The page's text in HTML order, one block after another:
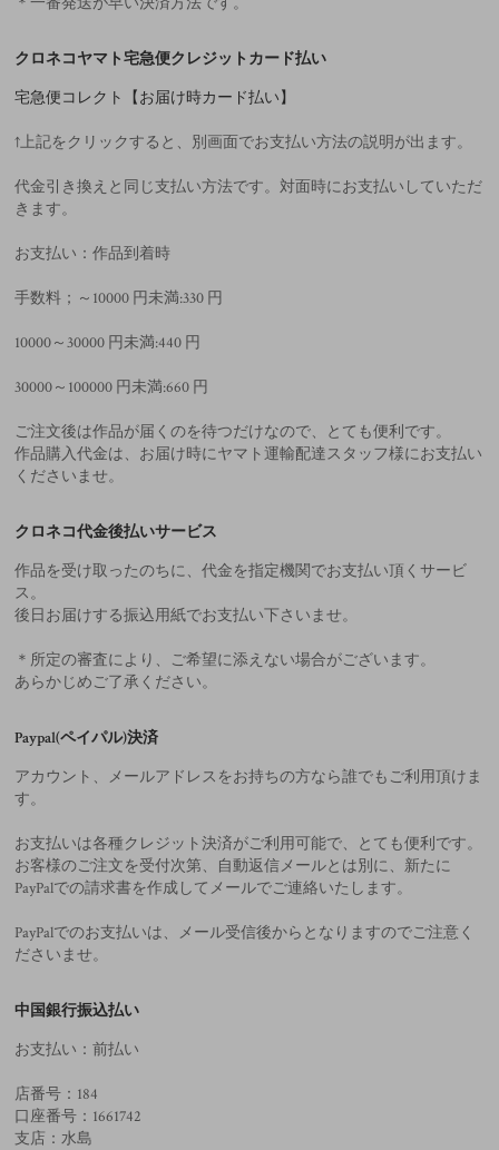
クロネコヤマト宅急便クレジットカード払い
宅急便コレクト【お届け時カード払い】
↑上記をクリックすると、別画面でお支払い方法の説明が出ます。
代金引き換えと同じ支払い方法です。対面時にお支払いしていただ
きます。
お支払い：作品到着時
手数料；～10000 円未満:330 円
10000～30000 円未満:440 円
30000～100000 円未満:660 円
ご注文後は作品が届くのを待つだけなので、とても便利です。
作品購入代金は、お届け時にヤマト運輸配達スタッフ様にお支払い
くださいませ。
クロネコ代金後払いサービス
作品を受け取ったのちに、代金を指定機関でお支払い頂くサービ
ス。
後日お届けする振込用紙でお支払い下さいませ。
＊所定の審査により、ご希望に添えない場合がございます。
あらかじめご了承ください。
Paypal(ペイパル)決済
アカウント、メールアドレスをお持ちの方なら誰でもご利用頂けま
す。
お支払いは各種クレジット決済がご利用可能で、とても便利です。
お客様のご注文を受付次第、自動返信メールとは別に、新たに
PayPalでの請求書を作成してメールでご連絡いたします。
PayPalでのお支払いは、メール受信後からとなりますのでご注意く
ださいませ。
中国銀行振込払い
お支払い：前払い
店番号：184
口座番号：1661742
支店：水島